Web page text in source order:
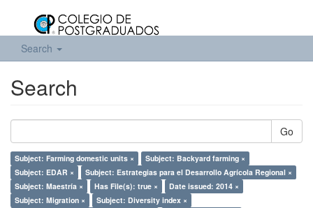
Search
Search
Go
Subject: Farming domestic units ×
Subject: Backyard farming ×
Subject: EDAR ×
Subject: Estrategias para el Desarrollo Agrícola Regional ×
Subject: Maestría ×
Has File(s): true ×
Date issued: 2014 ×
Subject: Migration ×
Subject: Diversity index ×